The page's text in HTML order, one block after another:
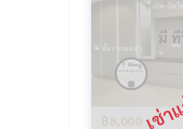
– สระว่ายน้ำระบบเ
- กล้องวงจรปิด
- เจ้าหน้าที่รักษาควา
การเดินทางสะดวก
รถเมล์ : สาย 16, 30,
฿8,000